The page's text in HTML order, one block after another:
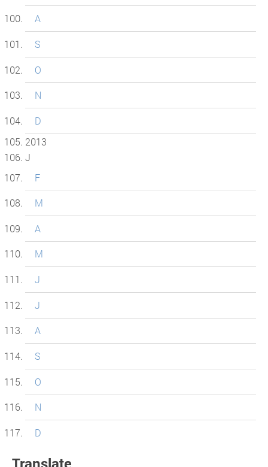
A
S
O
N
D
2013
J
F
M
A
M
J
J
A
S
O
N
D
Translate